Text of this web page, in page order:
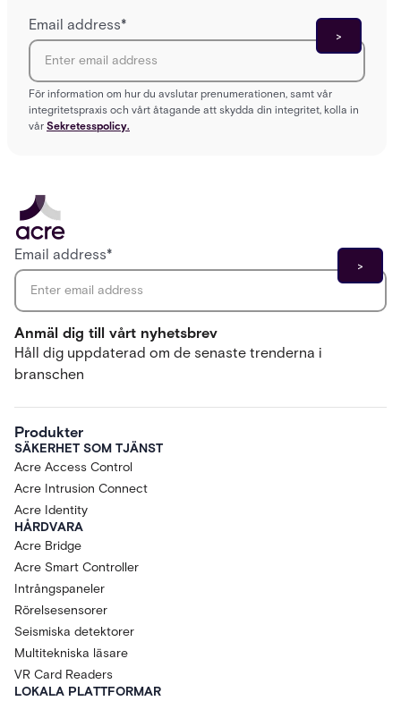
Email address*
För information om hur du avslutar prenumerationen, samt vår
integritetspraxis och vårt åtagande att skydda din integritet, kolla in
vår Sekretesspolicy.
Anmäl dig till vårt nyhetsbrev
Håll dig uppdaterad om de senaste trenderna i
branschen
Email address*
Produkter
SÄKERHET SOM TJÄNST
Acre Access Control
Acre Intrusion Connect
Acre Identity
HÅRDVARA
Acre Bridge
Acre Smart Controller
Intrångspaneler
Rörelsesensorer
Seismiska detektorer
Multitekniska läsare
VR Card Readers
LOKALA PLATTFORMAR